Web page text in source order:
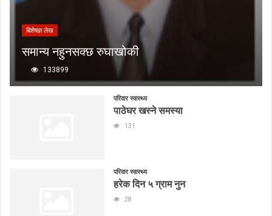
बिशेषज्ञ लेख
समान्य नहुनसक्छ रुघाखोकी
133899
परिवार स्वास्थ्य
पाठेघर खस्ने समस्या
131
परिवार स्वास्थ्य
हरेक दिन ५ ग्राम नुन
28